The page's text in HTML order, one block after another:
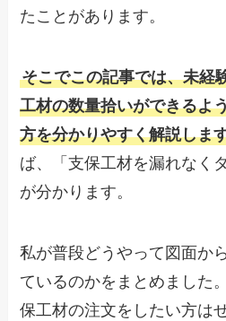
たことがあります。
そこでこの記事では、未経
工材の数量拾いができるよ
方を分かりやすく解説しま
ば、「支保工材を漏れなく
が分かります。
私が普段どうやって図面か
ているのかをまとめました
保工材の注文をしたい方は